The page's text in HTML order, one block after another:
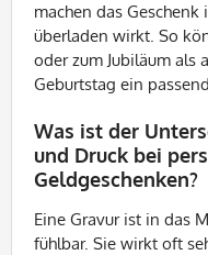
machen das
überladen wirkt. So
oder zum Jubiläum als
Geburtstag ein
Was ist der
und Druck bei
Geldgeschenken?
Eine Gravur ist in das
fühlbar. Sie wirkt oft